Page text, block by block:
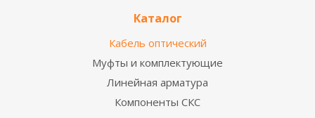
Каталог
Кабель оптический
Муфты и комплектующие
Линейная арматура
Компоненты СКС